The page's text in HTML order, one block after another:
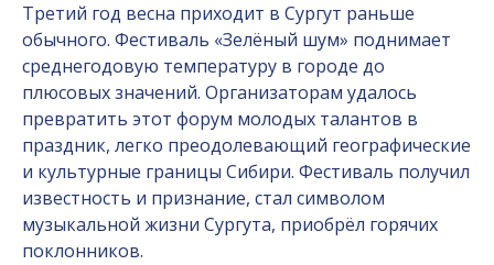
Третий год весна приходит в Сургут раньше
обычного. Фестиваль «Зелёный шум» поднимает
среднегодовую температуру в городе до
плюсовых значений. Организаторам удалось
превратить этот форум молодых талантов в
праздник, легко преодолевающий географические
и культурные границы Сибири. Фестиваль получил
известность и признание, стал символом
музыкальной жизни Сургута, приобрёл горячих
поклонников.